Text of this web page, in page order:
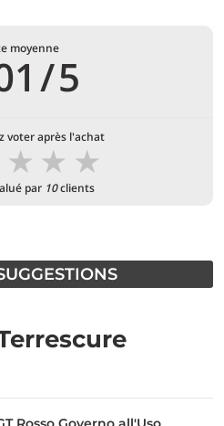
moyenne
/5
voter après l'achat
★
★
★
par 10clients